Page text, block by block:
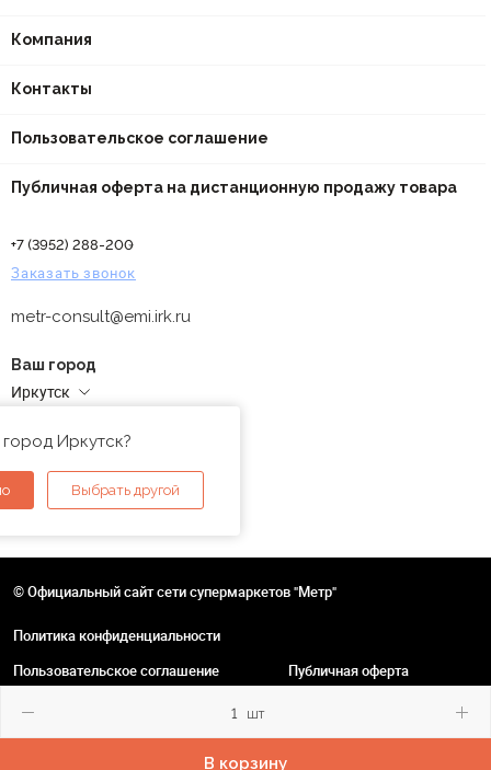
шт
В корзину
Компания
Контакты
Пользовательское соглашение
Публичная оферта на дистанционную продажу товара
+7 (3952) 288-200
Заказать звонок
metr-consult@emi.irk.ru
Ваш город
Иркутск
Иркутск?
Выбрать другой
© Официальный сайт сети супермаркетов "Метр"
Политика конфиденциальности
Пользовательское соглашение
Публичная оферта